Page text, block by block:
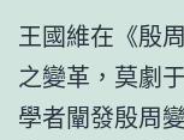
王國維在《殷
之變革，莫劇
學者闡發殷周